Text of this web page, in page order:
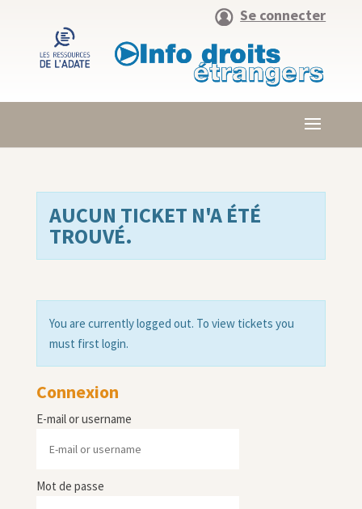
Se connecter
AUCUN TICKET N'A ÉTÉ
TROUVÉ.
You are currently logged out. To view tickets you
must first login.
Connexion
E-mail or username
Mot de passe